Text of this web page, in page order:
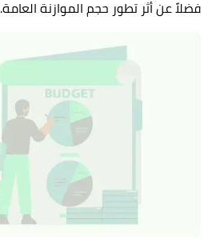
فضلاً عن أثر تطور حجم الموازنة العامة.